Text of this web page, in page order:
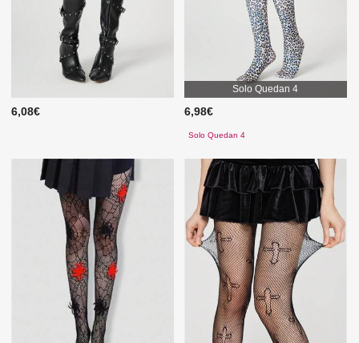
6,08€
Solo Quedan 4
6,98€
Solo Quedan 4